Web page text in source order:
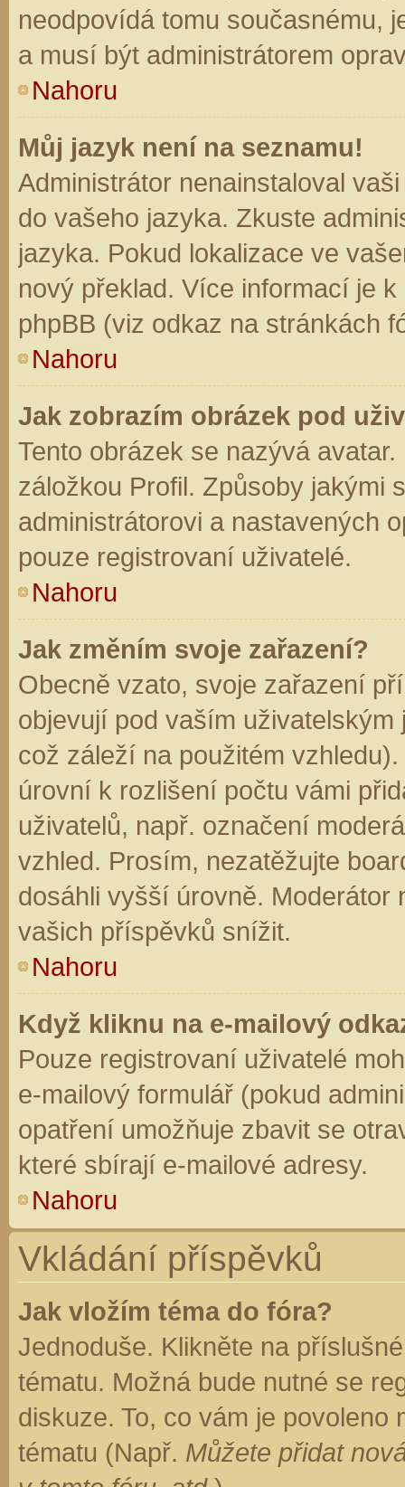
neodpovídá tomu současnému,
a musí být administrátorem
Nahoru
Můj jazyk není na seznamu!
Administrátor nenainstaloval
do vašeho jazyka. Zkuste
jazyka. Pokud lokalizace ve
nový překlad. Více informací je
phpBB (viz odkaz na stránkách
Nahoru
Jak zobrazím obrázek pod
Tento obrázek se nazývá
záložkou Profil. Způsoby jakými
administrátorovi a nastavených
pouze registrovaní uživatelé.
Nahoru
Jak změním svoje zařazení?
Obecně vzato, svoje zařazení
objevují pod vaším
což záleží na použitém
úrovní k rozlišení počtu vámi
uživatelů, např. označení
vzhled. Prosím, nezatěžujte
dosáhli vyšší úrovně. Moderátor
vašich příspěvků snížit.
Nahoru
Když kliknu na e-mailový
Pouze registrovaní uživatelé
e-mailový formulář (pokud
opatření umožňuje zbavit se
které sbírají e-mailové adresy.
Nahoru
Vkládání příspěvků
Jak vložím téma do fóra?
Jednoduše. Klikněte na
tématu. Možná bude nutné se
diskuze. To, co vám je
tématu (Např. Můžete přidat